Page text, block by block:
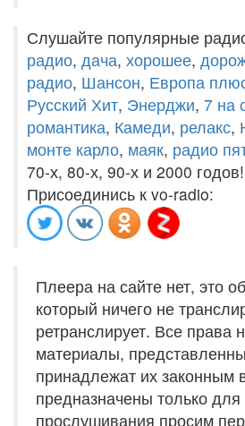
Слушайте популярные
радио, дача, хорошее,
радио, Шансон, Европа
Русский Хит, Энерджи, 7 на
романтика, Камеди, релакс,
монте карло, маяк, радио
70-х, 80-х, 90-х и 2000 годов!
Присоединись к vo-radio:
Плеера на сайте нет, это
который ничего не
ретранслирует. Все права
материалы,
принадлежат их законным
предназначены только
прослушивания просим